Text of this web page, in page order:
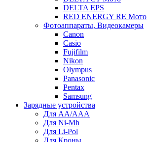
DELTA EPS
RED ENERGY RE Мото
Фотоаппараты, Видеокамеры
Canon
Casio
Fujifilm
Nikon
Olympus
Panasonic
Pentax
Samsung
Зарядные устройства
Для AA/AAA
Для Ni-Mh
Для Li-Pol
Для Кроны